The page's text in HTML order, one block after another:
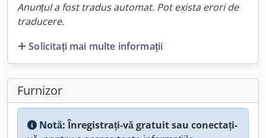
Anunțul a fost tradus automat. Pot exista erori de
traducere.
Solicitați mai multe informații
Furnizor
Notă:Înregistrați-vă gratuit sau conectați-